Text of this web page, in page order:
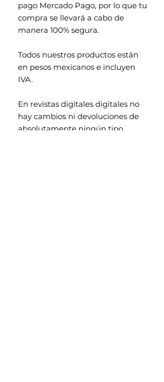
pago Mercado Pago, por lo que tu
compra se llevará a cabo de
manera 100% segura.
Todos nuestros productos están
en pesos mexicanos e incluyen
IVA.
En revistas digitales digitales no
hay cambios ni devoluciones de
absolutamente ningún tipo.